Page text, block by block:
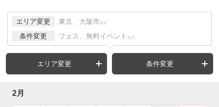
エリア変更 東京、大阪市 など
条件変更 フェス、無料イベント など
エリア変更 条件変更
2月